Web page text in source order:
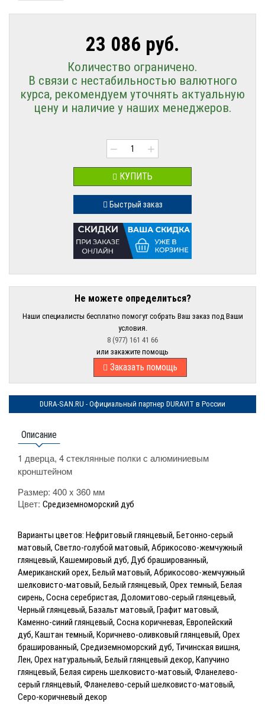
23 086 руб.
Количество ограничено.
В связи с нестабильностью валютного
курса, рекомендуем уточнять актуальную
цену и наличие у наших менеджеров.
− +
КУПИТЬ
Быстрый заказ
Не можете определиться?
Наши специалисты бесплатно помогут собрать Ваш заказ под Ваши
условия.
8 (977) 161 41 66
или закажите помощь
Заказать помощь
DURA-SAN.RU - Официальный партнер DURAVIT в России
Описание
1 дверца, 4 стеклянные полки с алюминиевым
кронштейном
Размер: 400 x 360 мм
Цвет: Средиземноморский дуб
Варианты цветов: Нефритовый глянцевый, Бетонно-серый
матовый, Светло-голубой матовый, Абрикосово-жемчужный
глянцевый, Кашемировый дуб, Дуб брашированный,
Американский орех, Белый матовый, Абрикосово-жемчужный
шелковисто-матовый, Белый глянцевый, Орех темный, Белая
сирень, Сосна серебристая, Доломитово-серый глянцевый,
Черный глянцевый, Базальт матовый, Графит матовый,
Каменно-синий глянцевый, Сосна коричневая, Европейский
дуб, Каштан темный, Коричнево-оливковый глянцевый, Орех
брашированный, Средиземноморский дуб, Тичинская вишня,
Лен, Орех натуральный, Белый глянцевый декор, Капучино
глянцевый, Белая сирень шелковисто-матовый, Фланелево-
серый глянцевый, Фланелево-серый шелковисто-матовый,
Серо-коричневый декор